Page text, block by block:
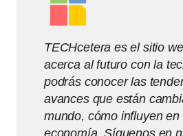
TECHcetera es el sitio
acerca al futuro con la
podrás conocer las
avances que están
mundo, cómo influyen
economía. Síguenos en